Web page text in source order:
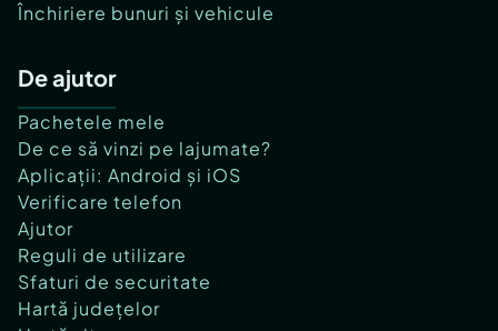
Închiriere bunuri și vehicule
De ajutor
Pachetele mele
De ce să vinzi pe lajumate?
Aplicații: Android și iOS
Verificare telefon
Ajutor
Reguli de utilizare
Sfaturi de securitate
Hartă județelor